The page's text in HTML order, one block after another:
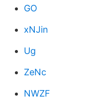
GO
xNJin
Ug
ZeNc
NWZF